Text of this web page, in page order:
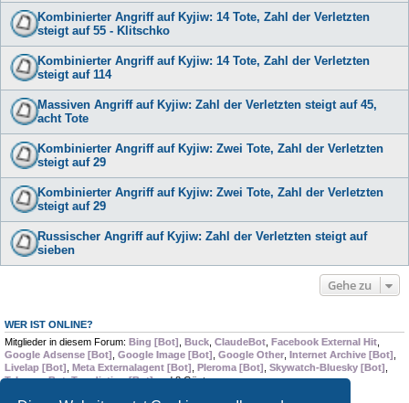
Kombinierter Angriff auf Kyjiw: 14 Tote, Zahl der Verletzten
steigt auf 55 - Klitschko
Kombinierter Angriff auf Kyjiw: 14 Tote, Zahl der Verletzten
steigt auf 114
Massiven Angriff auf Kyjiw: Zahl der Verletzten steigt auf 45,
acht Tote
Kombinierter Angriff auf Kyjiw: Zwei Tote, Zahl der Verletzten
steigt auf 29
Kombinierter Angriff auf Kyjiw: Zwei Tote, Zahl der Verletzten
steigt auf 29
Russischer Angriff auf Kyjiw: Zahl der Verletzten steigt auf
sieben
Gehe zu
WER IST ONLINE?
Mitglieder in diesem Forum: Bing [Bot] Buck ClaudeBot Facebook External Hit
Google Adsense [Bot] Google Image [Bot] Google Other Internet Archive [Bot]
Livelap [Bot] Meta Externalagent [Bot] Pleroma [Bot] Skywatch-Bluesky [Bot]
TelegramBot,Trendiction [Bot]und 8 Gäste